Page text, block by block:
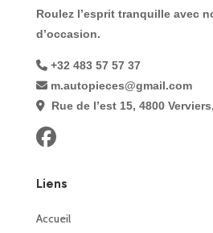
Roulez l’esprit tranquille avec
d’occasion.
+32 483 57 57 37
m.autopieces@gmail.com
Rue de l’est 15, 4800
Liens
Accueil